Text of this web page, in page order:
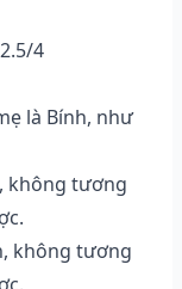
4
là Bính, như
không tương
không tương